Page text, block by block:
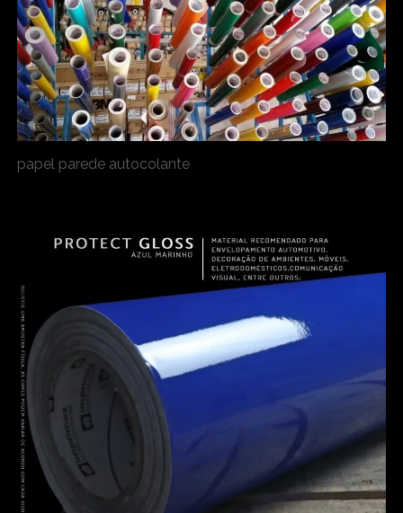
papel parede autocolante